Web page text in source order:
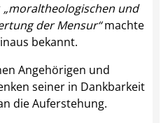
„moraltheologischen und
der Mensur“machte
bekannt.
Angehörigen und
seiner in Dankbarkeit
die Auferstehung.